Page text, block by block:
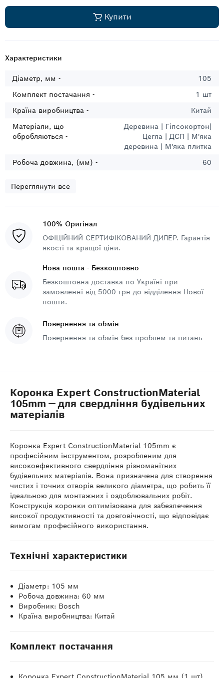
Купити
Характеристики
Діаметр, мм -
105
Комплект постачання -
1 шт
Країна виробництва -
Китай
Матеріали, що
обробляються -
Деревина | Гіпсокортон|
Цегла | ДСП | М'яка
деревина | М'яка плитка
Робоча довжина, (мм) -
60
Переглянути все
100% Оригінал
ОФІЦІЙНИЙ СЕРТИФІКОВАНИЙ ДИЛЕР. Гарантія
якості та кращої ціни.
Нова пошта - Безкоштовно
Безкоштовна доставка по Україні при
замовленні від 5000 грн до відділення Нової
пошти.
Повернення та обмін
Повернення та обмін без проблем та питань
Коронка Expert ConstructionMaterial
105mm — для свердління будівельних
матеріалів
Коронка Expert ConstructionMaterial 105mm є
професійним інструментом, розробленим для
високоефективного свердління різноманітних
будівельних матеріалів. Вона призначена для створення
чистих і точних отворів великого діаметра, що робить її
ідеальною для монтажних і оздоблювальних робіт.
Конструкція коронки оптимізована для забезпечення
високої продуктивності та довговічності, що відповідає
вимогам професійного використання.
Технічні характеристики
Діаметр: 105 мм
Робоча довжина: 60 мм
Виробник: Bosch
Країна виробництва: Китай
Комплект постачання